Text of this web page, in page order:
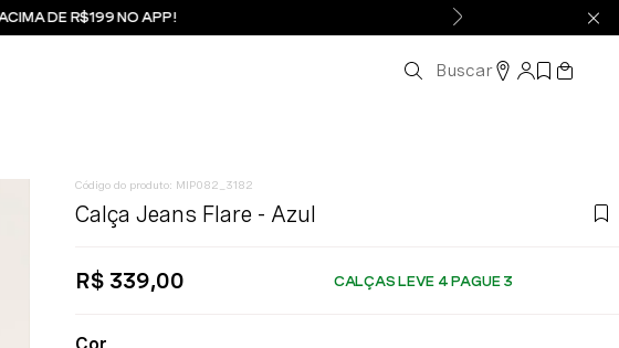
DE R$199 NO APP!
Buscar
: MIP082_3182
Calça Jeans Flare - Azul
R$ 339,00 CALÇAS LEVE 4 PAGUE 3